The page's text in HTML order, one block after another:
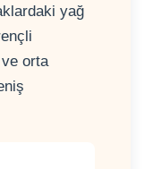
yağ
orta